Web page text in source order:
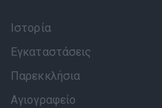
Ιστορία
Εγκαταστάσεις
Παρεκκλήσια
Αγιογραφείο